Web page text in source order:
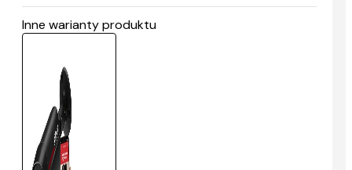
Inne warianty produktu